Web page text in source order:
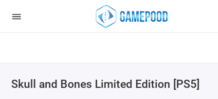
: Undefined index: HTTP_ACCEPT_LANGUAGE in
/var/www/virt98583/data/www/gamepood.ee/catalog/controller/
Skull and Bones Limited Edition [PS5]